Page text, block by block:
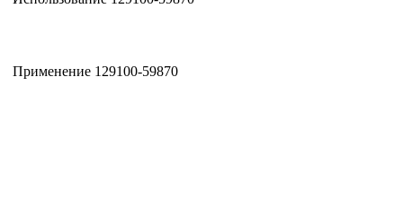
Применение 129100-59870